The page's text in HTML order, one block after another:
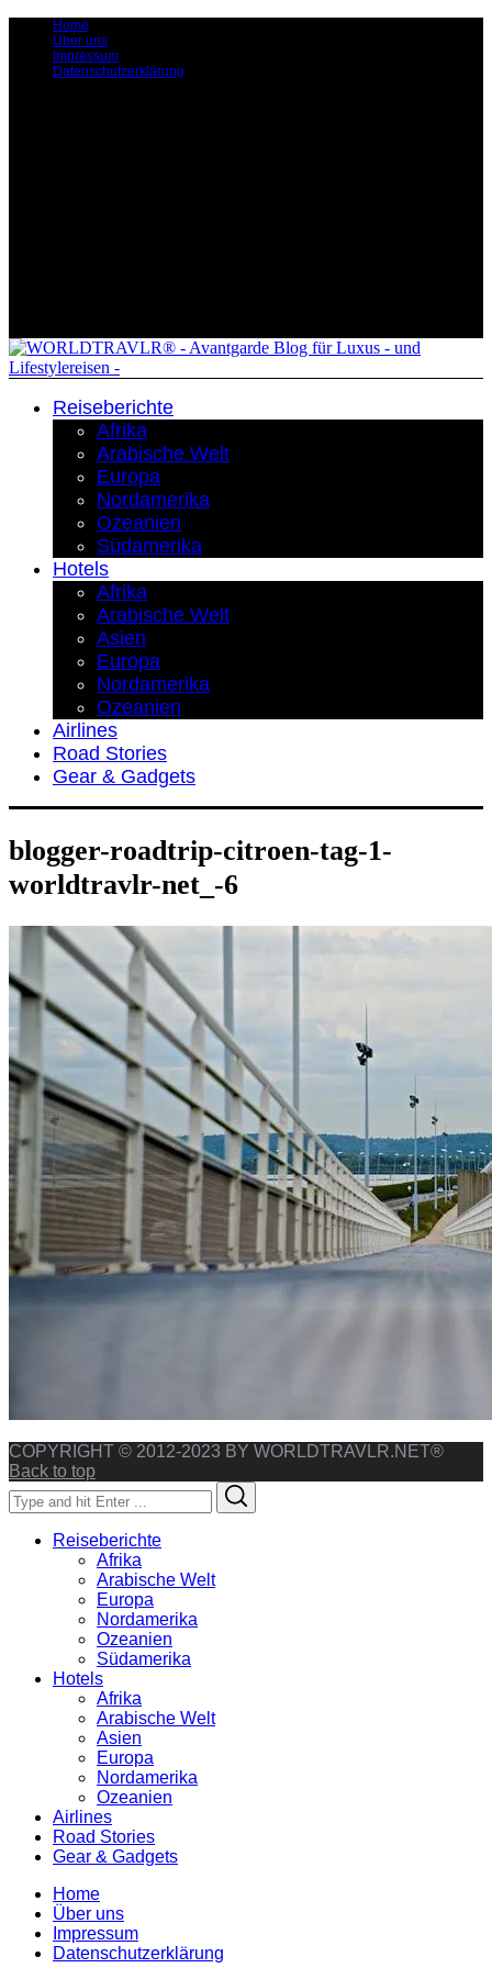
Home
Über uns
Impressum
Datenschutzerklärung
Reiseberichte
Afrika
Arabische Welt
Europa
Nordamerika
Ozeanien
Südamerika
Hotels
Afrika
Arabische Welt
Asien
Europa
Nordamerika
Ozeanien
Airlines
Road Stories
Gear & Gadgets
blogger-roadtrip-citroen-tag-1-
worldtravlr-net_-6
COPYRIGHT © 2012-2023 BY WORLDTRAVLR.NET®
Back to top
Search
for:
Reiseberichte
Afrika
Arabische Welt
Europa
Nordamerika
Ozeanien
Südamerika
Hotels
Afrika
Arabische Welt
Asien
Europa
Nordamerika
Ozeanien
Airlines
Road Stories
Gear & Gadgets
Home
Über uns
Impressum
Datenschutzerklärung